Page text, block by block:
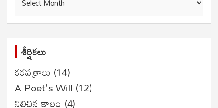
సంచికలు
శీర్షికలు
కరపత్రాలు (14)
A Poet's Will (12)
నిలిచిన కాలం (4)